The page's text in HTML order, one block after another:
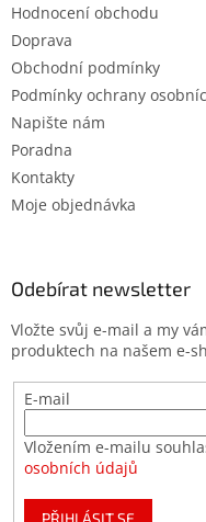
Hodnocení obchodu
Doprava
Obchodní podmínky
Podmínky ochrany
Napište nám
Poradna
Kontakty
Moje objednávka
Odebírat newsletter
Vložte svůj e-mail a my
produktech na našem e-
E-mail
Vložením e-mailu
osobních údajů
PŘIHLÁSIT SE